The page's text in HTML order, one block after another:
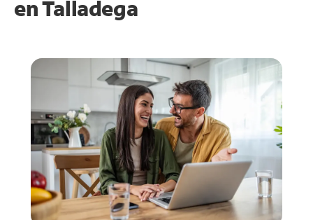
enTalladega